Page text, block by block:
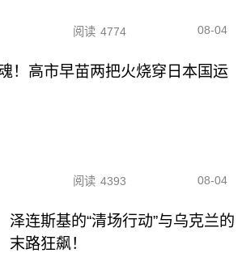
阅读 4774 08-04
！高市早苗两把火烧穿日本国运
阅读 4393 08-04
泽连斯基的“清场行动”与乌克兰的
末路狂飙！